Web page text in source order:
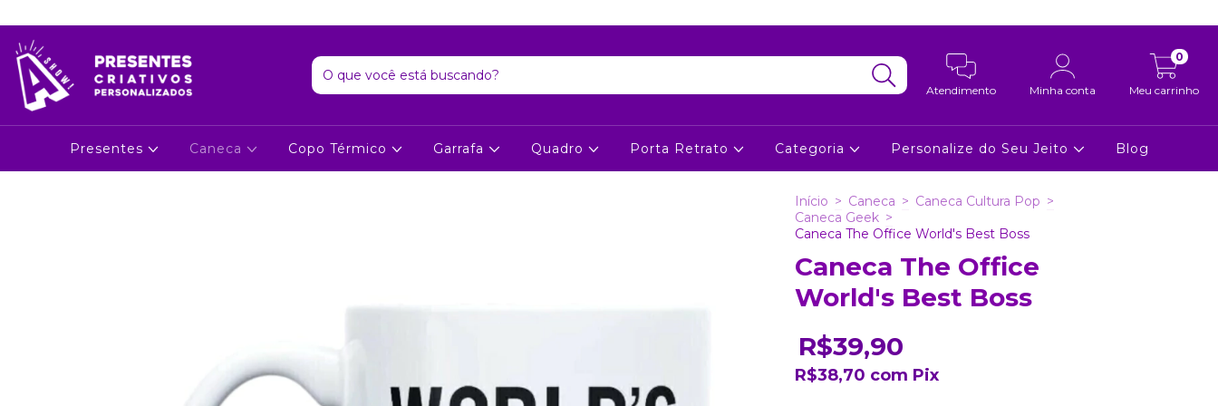
Atendimento Minha conta Meu carrinho
0
Presentes Caneca Copo Térmico Garrafa Quadro Porta Retrato Categoria Personalize do Seu Jeito Blog
Início > Caneca > Caneca Cultura Pop >
Caneca Geek >
Caneca The Office World's Best Boss
Caneca The Office
World's Best Boss
R$39,90
R$38,70 com Pix